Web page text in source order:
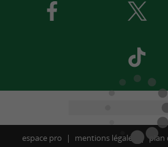
espace pro mentions légales plan